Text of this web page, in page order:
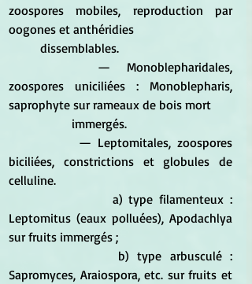
zoospores mobiles, reproduction par
	dissemblables.
zoospores uniciliées : Monoblepharis,
		immergés.
biciliées, constrictions et globules de
celluline.
Leptomitus (eaux polluées), Apodachlya
sur fruits immergés ;
Sapromyces, Araiospora, etc. sur fruits et